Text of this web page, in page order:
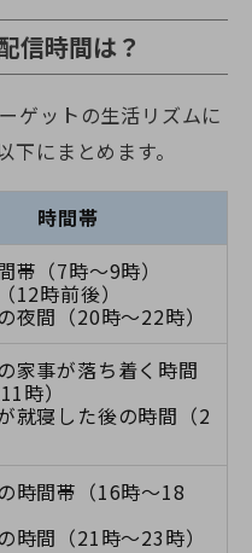
信時間は？
ゲットの生活リズムに
下にまとめます。
時間帯
帯（7時〜9時）
12時前後）
夜間（20時〜22時）
家事が落ち着く時間
時）
就寝した後の時間（2
時間帯（16時〜18
時間（21時〜23時）